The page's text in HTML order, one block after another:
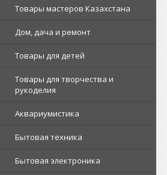
Товары мастеров Казахстана
Дом, дача и ремонт
Товары для детей
Товары для творчества и
рукоделия
Аквариумистика
Бытовая техника
Бытовая электроника